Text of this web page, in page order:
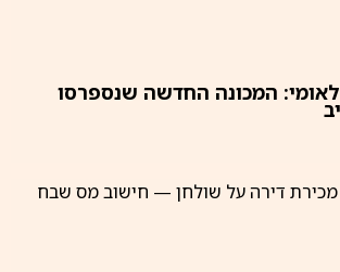
לאומי: המכונה החדשה שנספרסו